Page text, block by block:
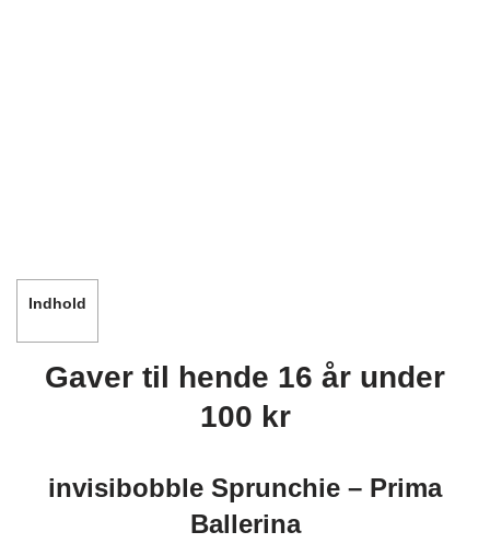
Indhold
Gaver til hende 16 år under
100 kr
invisibobble Sprunchie – Prima
Ballerina